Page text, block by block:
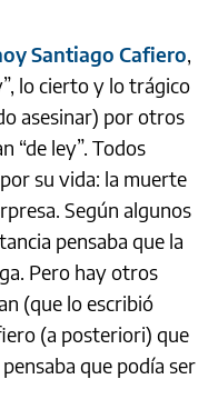
Santiago Cafiero,
lo cierto y lo trágico
asesinar) por otros
“de ley”. Todos
su vida: la muerte
Según algunos
pensaba que la
Pero hay otros
(que lo escribió
(a posteriori) que
que podía ser